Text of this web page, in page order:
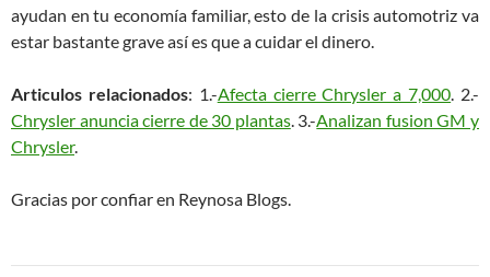
ayudan en tu economía familiar, esto de la crisis automotriz va
estar bastante grave así es que a cuidar el dinero.
Articulos relacionados: 1.-Afecta cierre Chrysler a 7,000. 2.-
Chrysler anuncia cierre de 30 plantas. 3.-Analizan fusion GM y
Chrysler.
Gracias por confiar en Reynosa Blogs.